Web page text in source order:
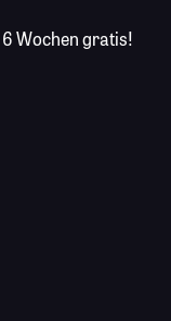
6 Wochen gratis!